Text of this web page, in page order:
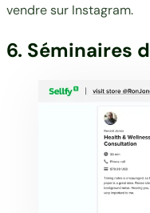
vendre sur Instagram.
6. Séminaires